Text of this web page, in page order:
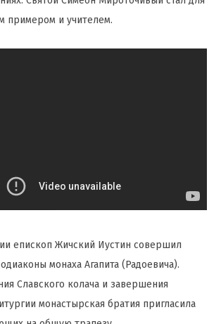
примером и учителем.
епископ Жичский Иустин совершил
монаха Агапита (Радоевича).
Славского колача и завершения
монастырская братия пригласила